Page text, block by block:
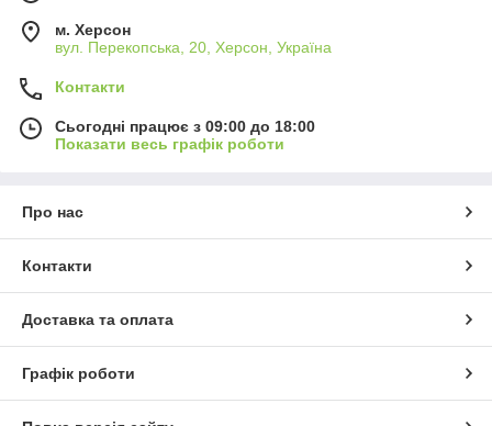
м. Херсон
вул. Перекопська, 20, Херсон, Україна
Контакти
Сьогодні працює з 09:00 до 18:00
Показати весь графік роботи
Про нас
Контакти
Доставка та оплата
Графік роботи